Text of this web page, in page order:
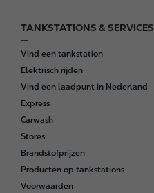
F
o
o
t
e
r
TANKSTATIONS & SERVICES
Vind een tankstation
Elektrisch rijden
Vind een laadpunt in Nederland
Express
Carwash
Stores
Brandstofprijzen
Producten op tankstations
Voorwaarden